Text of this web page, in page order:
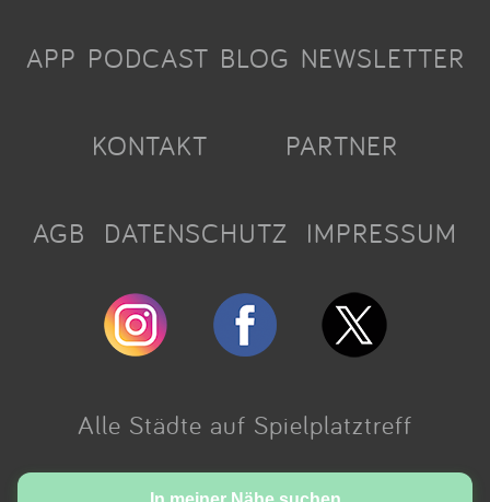
APP PODCAST BLOG NEWSLETTER
KONTAKT PARTNER
AGB DATENSCHUTZ IMPRESSUM
Alle Städte auf Spielplatztreff